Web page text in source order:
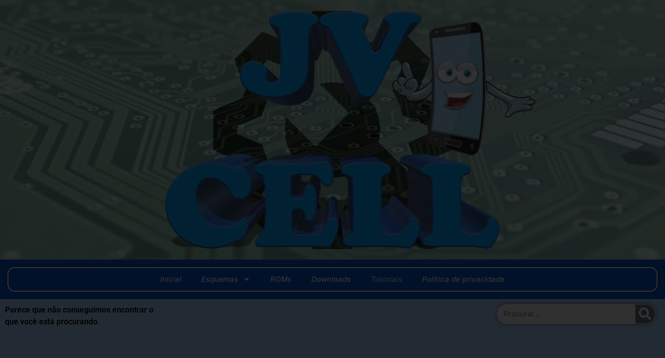
Inicial Esquemas ROMs Downloads Tutoriais Política de privacidade
Parece que não conseguimos encontrar o
que você está procurando.